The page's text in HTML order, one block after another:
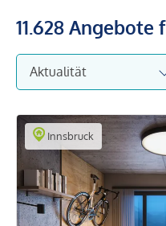
11.628 Angebote
Innsbruck